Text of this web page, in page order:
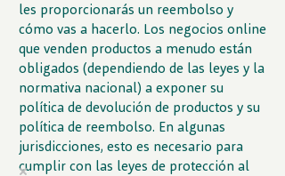
les proporcionarás un reembolso y
cómo vas a hacerlo. Los negocios online
que venden productos a menudo están
obligados (dependiendo de las leyes y la
normativa nacional) a exponer su
política de devolución de productos y su
política de reembolso. En algunas
jurisdicciones, esto es necesario para
cumplir con las leyes de protección al